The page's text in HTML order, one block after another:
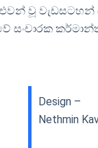
එවන් වූ
සංචාරක
Design –
Nethmin